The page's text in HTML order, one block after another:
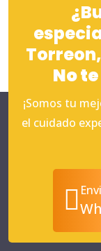
No
¡Somos tu
el cuidado